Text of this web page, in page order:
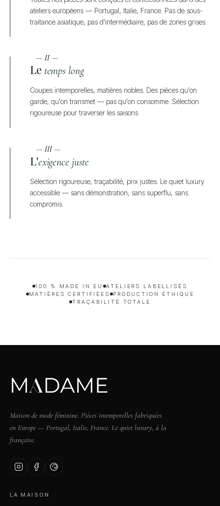
ateliers européens — Portugal, Italie, France. Pas de sous-
traitance asiatique, pas d'intermédiaire, pas de zones grises.
— II —
Le temps long
Coupes intemporelles, matières nobles. Des pièces qu'on
garde, qu'on transmet — pas qu'on consomme. Sélection
rigoureuse pour traverser les saisons.
— III —
L'exigence juste
Sélection rigoureuse, traçabilité, prix justes. Le quiet luxury
accessible — sans démonstration, sans superflu, sans
compromis.
100 % MADE IN EU ATELIERS LABELLISÉS
MATIÈRES CERTIFIÉES
PRODUCTION ÉTHIQUE
TRAÇABILITÉ TOTALE
Maison de mode féminine. Pièces intemporelles fabriquées
en Europe — Portugal, Italie, France. Le quiet luxury, à la
française.
LA MAISON